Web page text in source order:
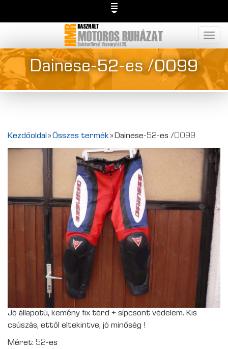
Dainese-52-es /0099
Kezdőoldal »Összes termék»Dainese-52-es /0099
Jó állapotú, kemény fix térd + sípcsont védelem. Kis
csúszás, ettől eltekintve, jó minőség !
Méret: 52-es